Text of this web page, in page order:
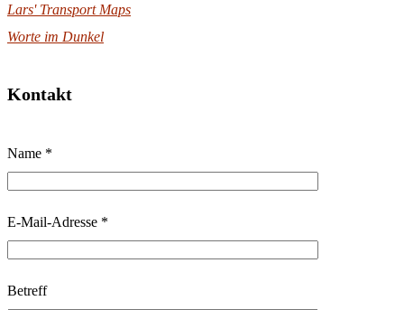
Lars' Transport Maps
Worte im Dunkel
Kontakt
t
t
e
a
Name *
E-Mail-Adresse *
Betreff